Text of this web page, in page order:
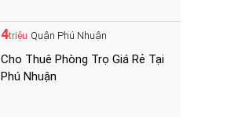
4triệu Quận Phú Nhuận
Cho Thuê Phòng Trọ Giá Rẻ Tại
Phú Nhuận